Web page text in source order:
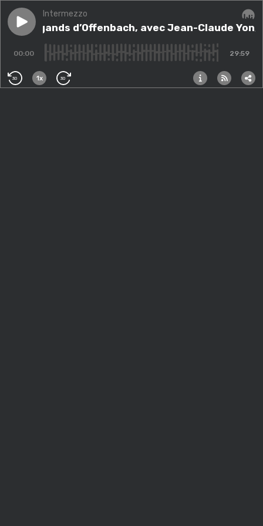
Play episodeLes Brigands d’Offenbach, avec Jean-Claude Yon,
Intermezzo
Les Brigands d’Offenbach, avec Jean-Claude
00:00 29:59
30 1x 30